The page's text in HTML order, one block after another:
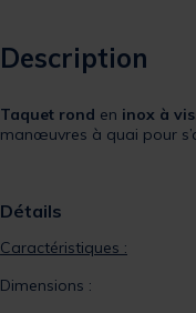
Description
Taquet rond en inox à
manœuvres à quai pour
Détails
Caractéristiques :
Dimensions :